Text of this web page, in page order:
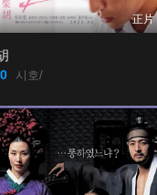
正片
시호/